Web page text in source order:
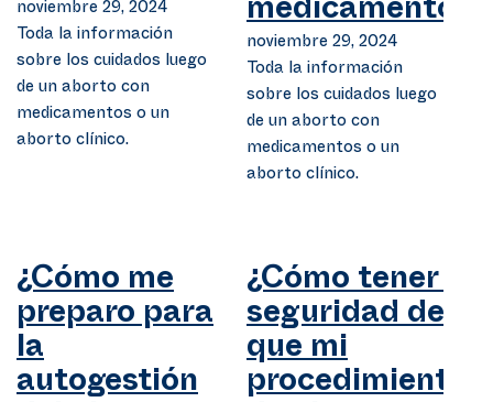
noviembre 29, 2024
Toda la información
sobre los cuidados luego
de un aborto con
medicamentos o un
aborto clínico.
medicamentos?
noviembre 29, 2024
Toda la información
sobre los cuidados luego
de un aborto con
medicamentos o un
aborto clínico.
¿Cómo me
preparo para
la
autogestión
¿Cómo tener la
seguridad de
que mi
procedimiento